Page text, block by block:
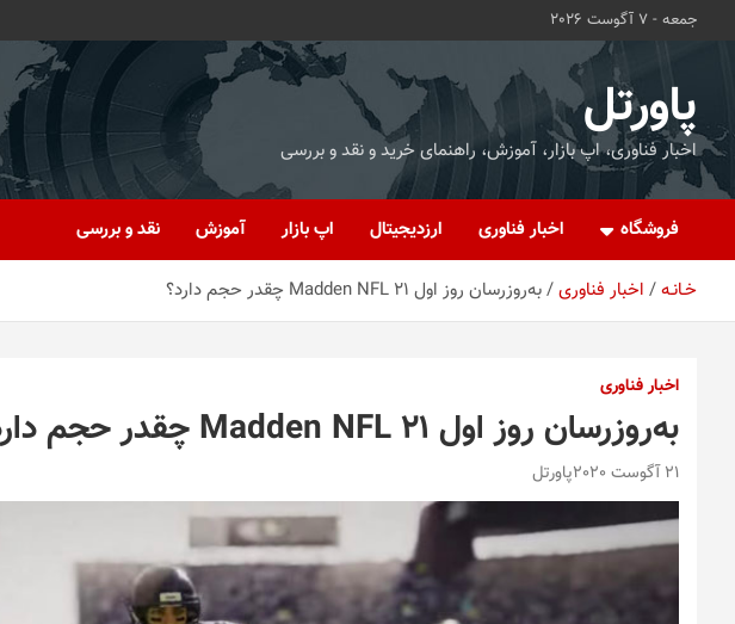
جمعه - 7 آگوست 2026
پاورتل
اخبار فناوری، اپ بازار، آموزش، راهنمای خرید و نقد و بررسی
فروشگاه اخبار فناوری ارزدیجیتال اپ بازار آموزش نقد و بررسی
خـانـه اخبار فناوری به‌روزرسان روز اول Madden NFL 21 چقدر حجم دارد؟
اخبار فناوری
به‌روزرسان روز اول Madden NFL 21 چقدر حجم دارد؟
21 آگوست 2020 پاورتل